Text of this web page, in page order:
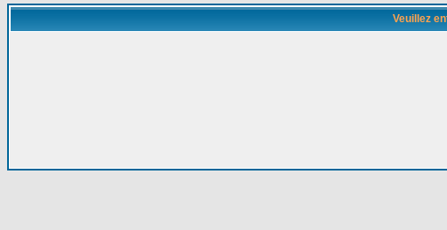
Veuillez